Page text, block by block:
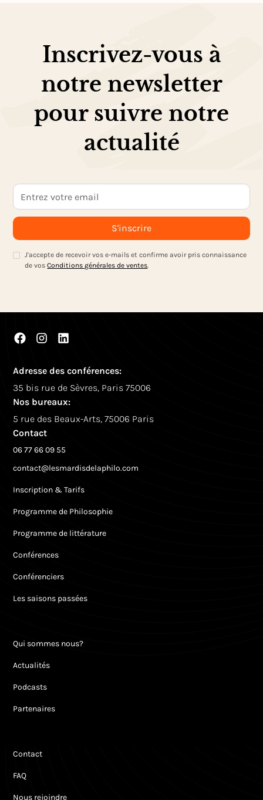
Inscrivez-vous à
notre newsletter
pour suivre notre
actualité
J'accepte de recevoir vos e-mails et confirme avoir pris connaissance
de vosConditions générales de ventes.
Adresse des conférences:
35 bis rue de Sèvres, Paris 75006
Nos bureaux:
5 rue des Beaux-Arts, 75006 Paris
Contact
06 77 66 09 55
contact@lesmardisdelaphilo.com
Inscription & Tarifs
Programme de Philosophie
Programme de littérature
Conférences
Conférenciers
Les saisons passées
Qui sommes nous?
Actualités
Podcasts
Partenaires
Contact
FAQ
Nous rejoindre